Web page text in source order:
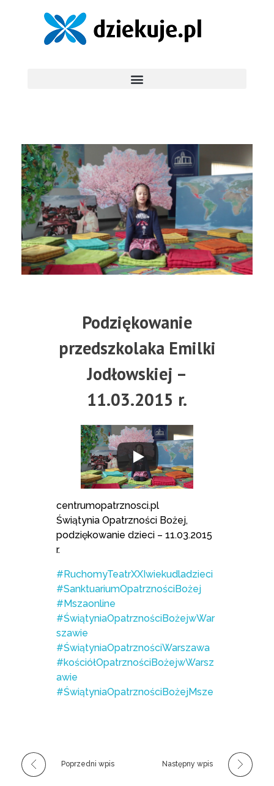
Podziękowanie
przedszkolaka Emilki
Jodłowskiej –
11.03.2015 r.
centrumopatrznosci.pl
Świątynia Opatrzności Bożej,
podziękowanie dzieci – 11.03.2015
r.
#RuchomyTeatrXXIwiekudladzieci
#SanktuariumOpatrznościBożej
#Mszaonline
#ŚwiątyniaOpatrznościBożejwWar
szawie
#ŚwiątyniaOpatrznościWarszawa
#kościółOpatrznościBożejwWarsz
awie
#ŚwiątyniaOpatrznościBożejMsze
Poprzedni wpis Następny wpis